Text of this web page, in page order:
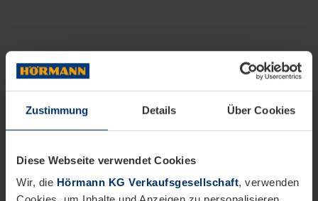
Zustimmung Details Über Cookies
Diese Webseite verwendet Cookies
Wir, die Hörmann KG Verkaufsgesellschaft, verwenden